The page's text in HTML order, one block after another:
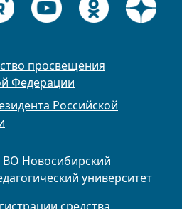
Новосибирский
университет
просвещения
Федерации
Российской